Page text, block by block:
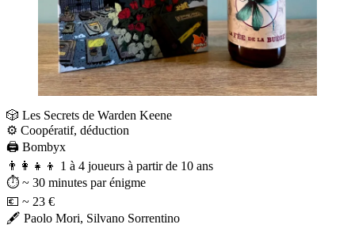
🎲 Les Secrets de Warden Keene
⚙️ Coopératif, déduction
🖨️ Bombyx
👨‍👩‍👧‍👦 1 à 4 joueurs à partir de 10 ans
⏱️ ~ 30 minutes par énigme
💶 ~ 23 €
🖋️ Paolo Mori, Silvano Sorrentino